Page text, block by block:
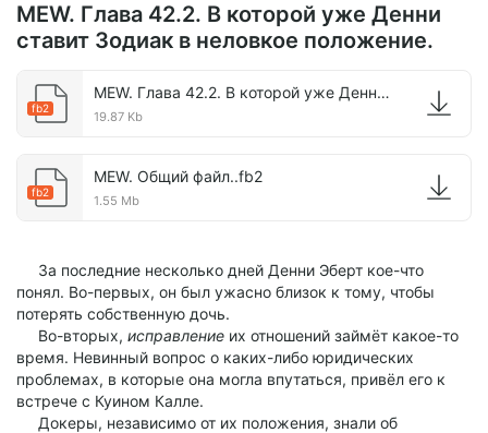
MEW. Глава 42.2. В которой уже Денни
ставит Зодиак в неловкое положение.
fb2
MEW. Глава 42.2. В которой уже Денни ставит Зодиак в неловкое положение..fb2
19.87 Kb
fb2
MEW. Общий файл..fb2
1.55 Mb
За последние несколько дней Денни Эберт кое-что
понял. Во-первых, он был ужасно близок к тому, чтобы
потерять собственную дочь.
Во-вторых, исправление их отношений займёт какое-то
время. Невинный вопрос о каких-либо юридических
проблемах, в которые она могла впутаться, привёл его к
встрече с Куином Калле.
Докеры, независимо от их положения, знали об